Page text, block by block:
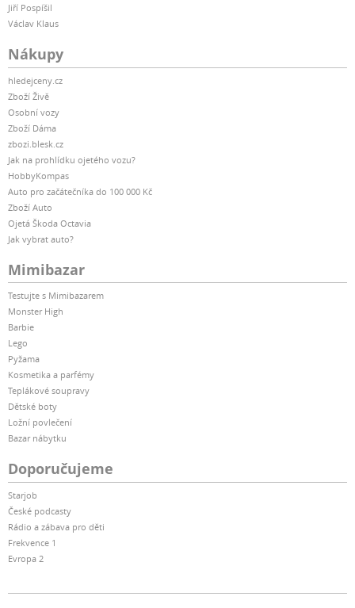
Jiří Pospíšil
Václav Klaus
Nákupy
hledejceny.cz
Zboží Živě
Osobní vozy
Zboží Dáma
zbozi.blesk.cz
Jak na prohlídku ojetého vozu?
HobbyKompas
Auto pro začátečníka do 100 000 Kč
Zboží Auto
Ojetá Škoda Octavia
Jak vybrat auto?
Mimibazar
Testujte s Mimibazarem
Monster High
Barbie
Lego
Pyžama
Kosmetika a parfémy
Teplákové soupravy
Dětské boty
Ložní povlečení
Bazar nábytku
Doporučujeme
Starjob
České podcasty
Rádio a zábava pro děti
Frekvence 1
Evropa 2